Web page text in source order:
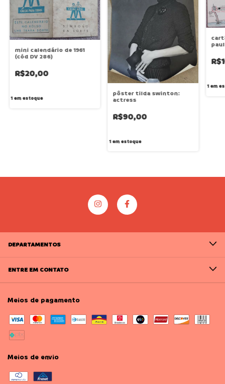
mini calendário de 1961
(cód DV 286)
R$20,00
1em estoque
pôster tilda swinton:
actress
R$90,00
1em estoque
1em
DEPARTAMENTOS
ENTRE EM CONTATO
Meios de pagamento
Meios de envio